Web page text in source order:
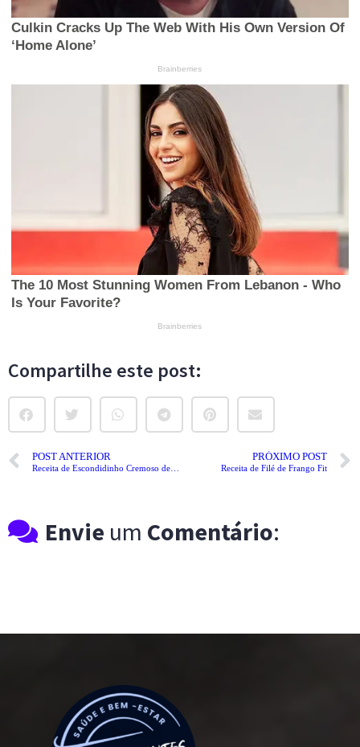
Compartilhe este post:
POST ANTERIOR PRÓXIMO POST
Receita de Filé de Frango Fit
Envie um Comentário: